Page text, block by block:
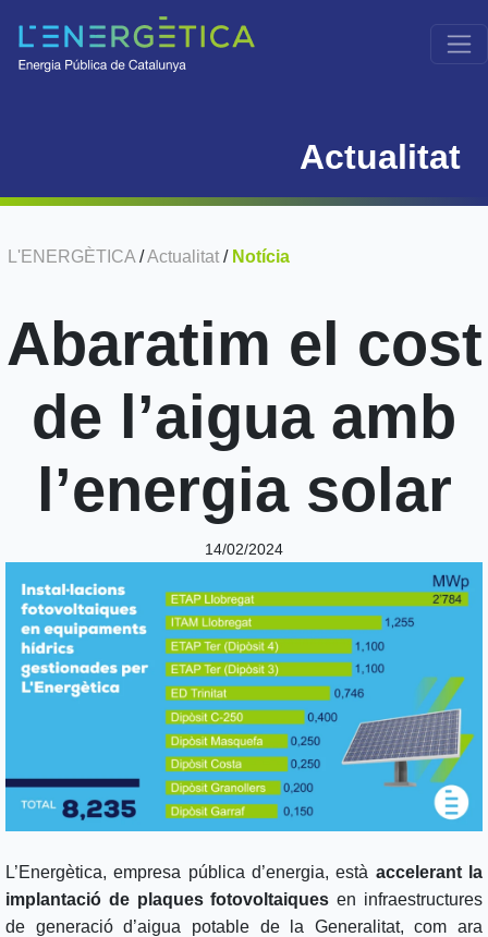
Actualitat
L'ENERGÈTICA /Actualitat / Notícia
Abaratim el cost
de l’aigua amb
l’energia solar
14/02/2024
L’Energètica, empresa pública d’energia, està accelerant la
implantació de plaques fotovoltaiques en infraestructures
de generació d’aigua potable de la Generalitat, com ara